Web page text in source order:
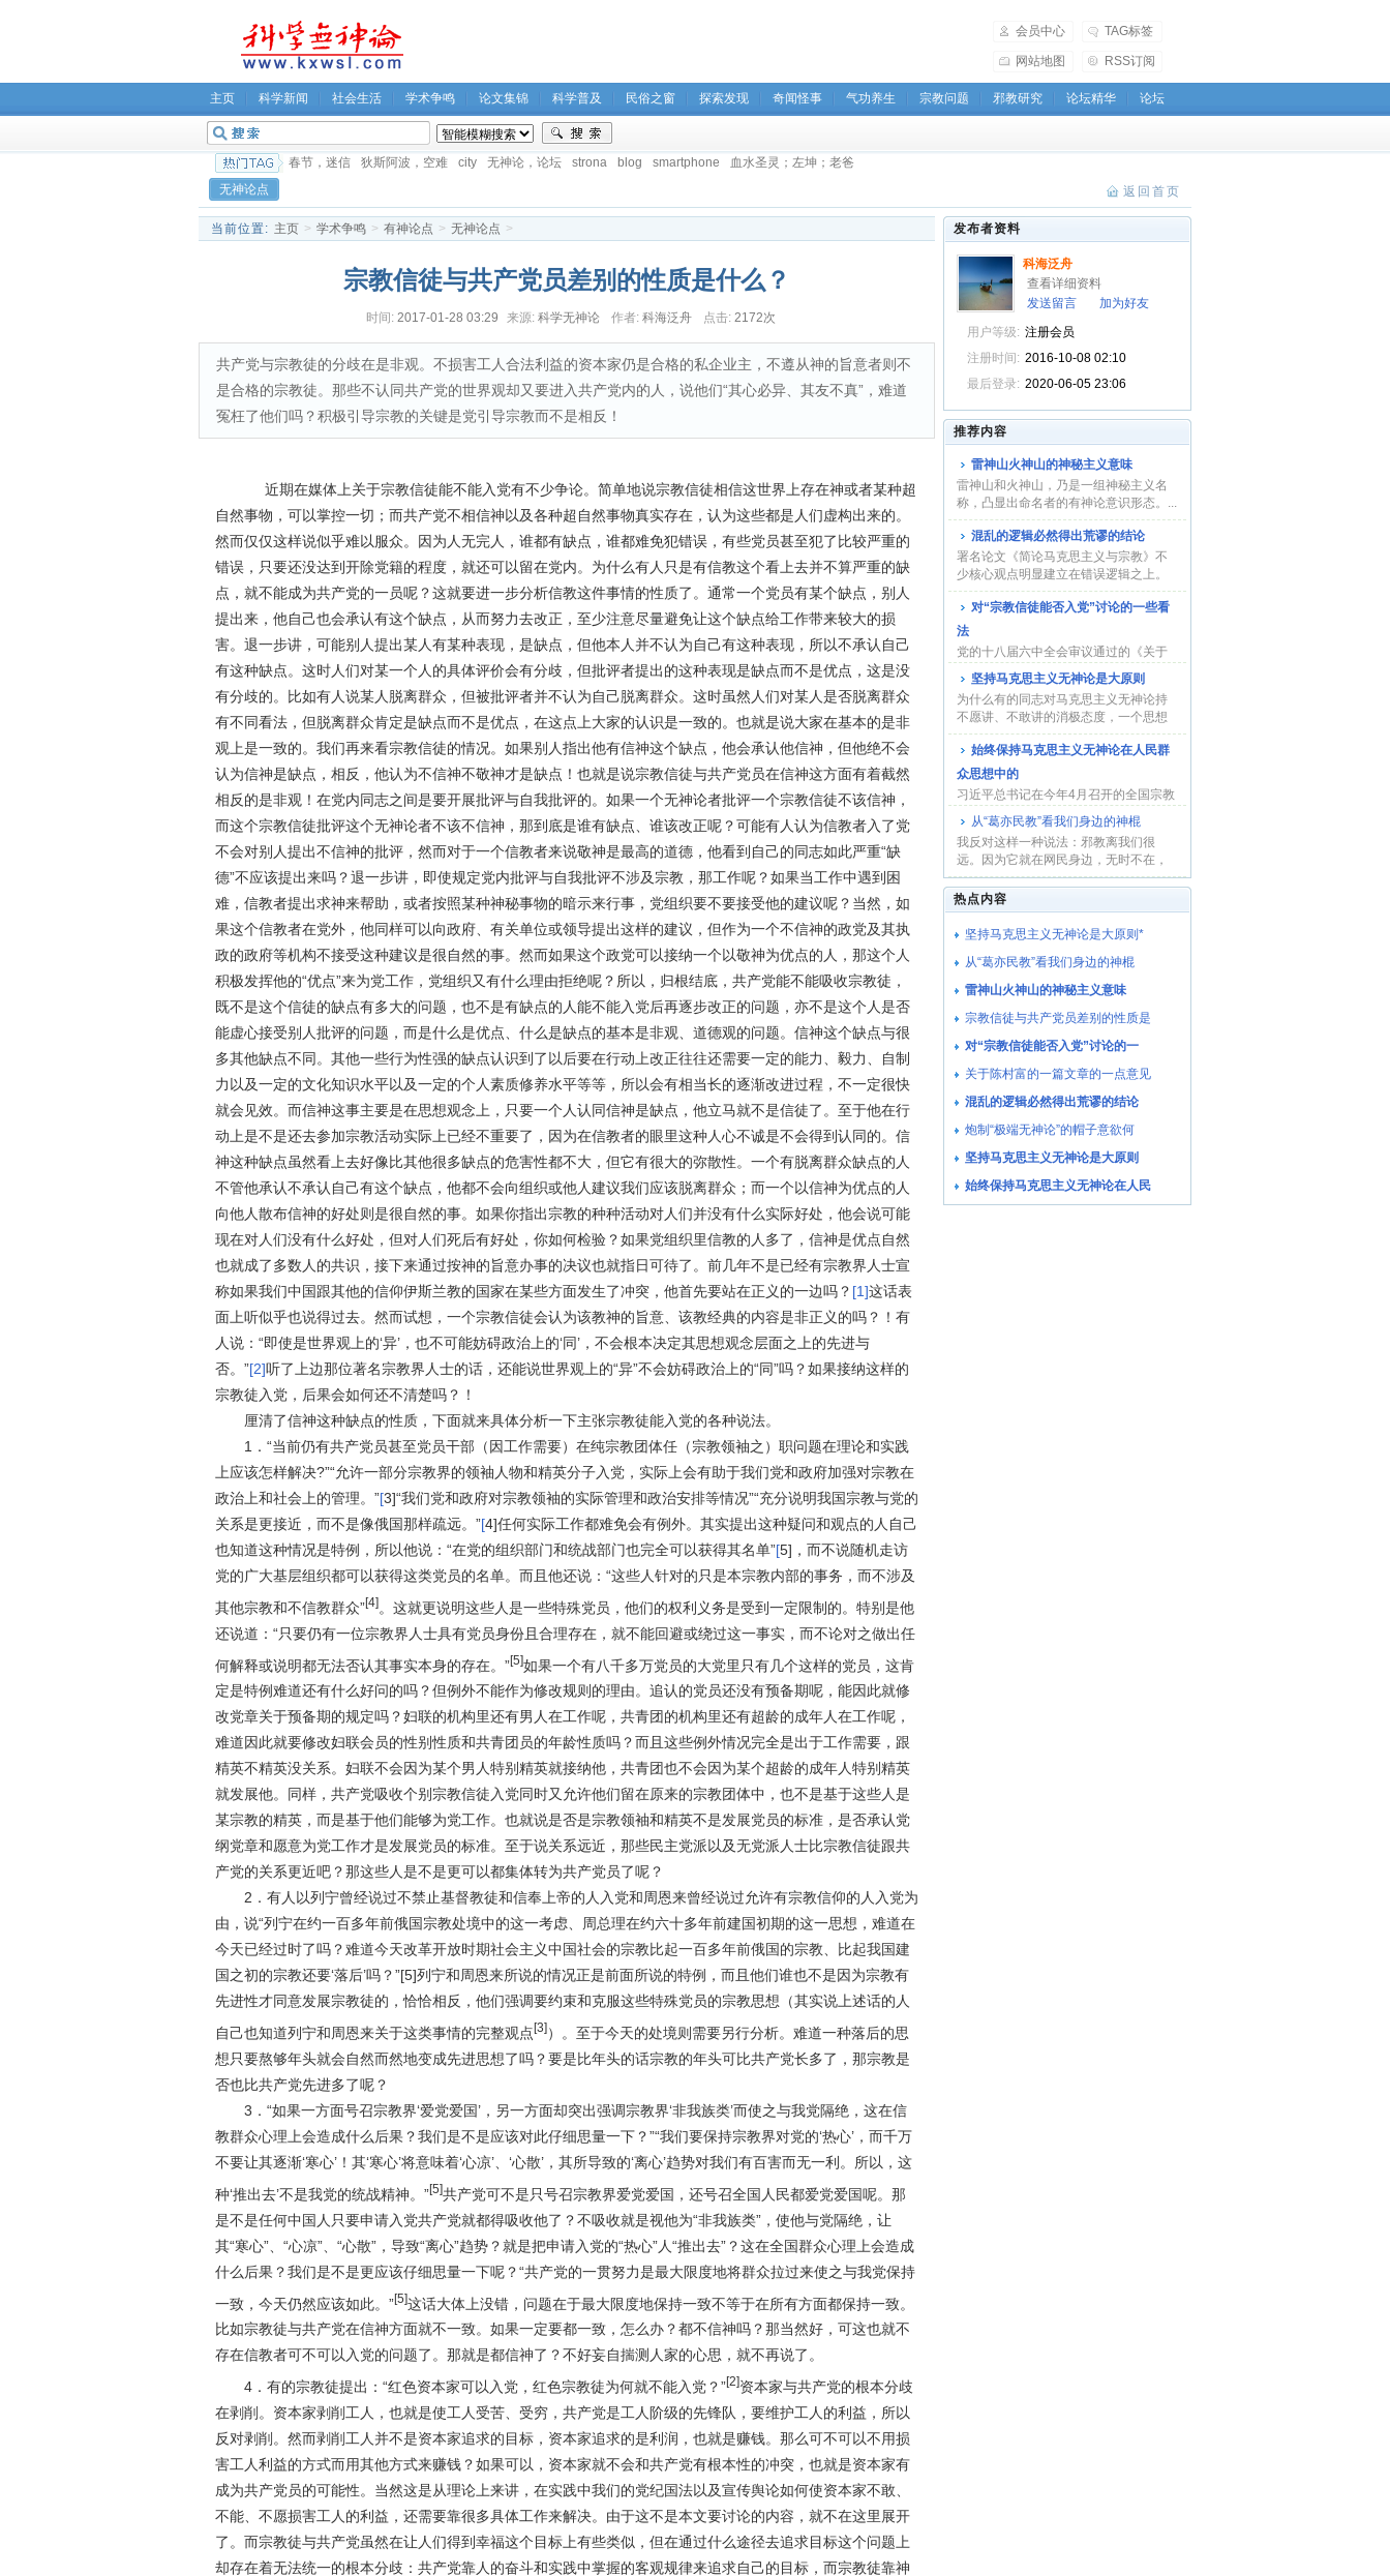
会员中心 TAG标签
网站地图 RSS订阅
主页 科学新闻 社会生活 学术争鸣 论文集锦 科学普及 民俗之窗 探索发现 奇闻怪事 气功养生 宗教问题 邪教研究 论坛精华 论坛
春节，迷信 狄斯阿波，空难 city 无神论，论坛 strona blog smartphone
血水圣灵；左坤；老爸
无神论点
返回首页
当前位置: 主页 > 学术争鸣 > 有神论点 > 无神论点 >
宗教信徒与共产党员差别的性质是什么？
时间: 2017-01-28 03:29 来源: 科学无神论 作者: 科海泛舟 点击: 2172次
共产党与宗教徒的分歧在是非观。不损害工人合法利益的资本家仍是合格的私企业主，不遵从神的旨意者则不
是合格的宗教徒。那些不认同共产党的世界观却又要进入共产党内的人，说他们“其心必异、其友不真”，难道
冤枉了他们吗？积极引导宗教的关键是党引导宗教而不是相反！
近期在媒体上关于宗教信徒能不能入党有不少争论。简单地说宗教信徒相信这世界上存在神或者某种超
自然事物，可以掌控一切；而共产党不相信神以及各种超自然事物真实存在，认为这些都是人们虚构出来的。
然而仅仅这样说似乎难以服众。因为人无完人，谁都有缺点，谁都难免犯错误，有些党员甚至犯了比较严重的
错误，只要还没达到开除党籍的程度，就还可以留在党内。为什么有人只是有信教这个看上去并不算严重的缺
点，就不能成为共产党的一员呢？这就要进一步分析信教这件事情的性质了。通常一个党员有某个缺点，别人
提出来，他自己也会承认有这个缺点，从而努力去改正，至少注意尽量避免让这个缺点给工作带来较大的损
害。退一步讲，可能别人提出某人有某种表现，是缺点，但他本人并不认为自己有这种表现，所以不承认自己
有这种缺点。这时人们对某一个人的具体评价会有分歧，但批评者提出的这种表现是缺点而不是优点，这是没
有分歧的。比如有人说某人脱离群众，但被批评者并不认为自己脱离群众。这时虽然人们对某人是否脱离群众
有不同看法，但脱离群众肯定是缺点而不是优点，在这点上大家的认识是一致的。也就是说大家在基本的是非
观上是一致的。我们再来看宗教信徒的情况。如果别人指出他有信神这个缺点，他会承认他信神，但他绝不会
认为信神是缺点，相反，他认为不信神不敬神才是缺点！也就是说宗教信徒与共产党员在信神这方面有着截然
相反的是非观！在党内同志之间是要开展批评与自我批评的。如果一个无神论者批评一个宗教信徒不该信神，
而这个宗教信徒批评这个无神论者不该不信神，那到底是谁有缺点、谁该改正呢？可能有人认为信教者入了党
不会对别人提出不信神的批评，然而对于一个信教者来说敬神是最高的道德，他看到自己的同志如此严重“缺
德”不应该提出来吗？退一步讲，即使规定党内批评与自我批评不涉及宗教，那工作呢？如果当工作中遇到困
难，信教者提出求神来帮助，或者按照某种神秘事物的暗示来行事，党组织要不要接受他的建议呢？当然，如
果这个信教者在党外，他同样可以向政府、有关单位或领导提出这样的建议，但作为一个不信神的政党及其执
政的政府等机构不接受这种建议是很自然的事。然而如果这个政党可以接纳一个以敬神为优点的人，那这个人
积极发挥他的“优点”来为党工作，党组织又有什么理由拒绝呢？所以，归根结底，共产党能不能吸收宗教徒，
既不是这个信徒的缺点有多大的问题，也不是有缺点的人能不能入党后再逐步改正的问题，亦不是这个人是否
能虚心接受别人批评的问题，而是什么是优点、什么是缺点的基本是非观、道德观的问题。信神这个缺点与很
多其他缺点不同。其他一些行为性强的缺点认识到了以后要在行动上改正往往还需要一定的能力、毅力、自制
力以及一定的文化知识水平以及一定的个人素质修养水平等等，所以会有相当长的逐渐改进过程，不一定很快
就会见效。而信神这事主要是在思想观念上，只要一个人认同信神是缺点，他立马就不是信徒了。至于他在行
动上是不是还去参加宗教活动实际上已经不重要了，因为在信教者的眼里这种人心不诚是不会得到认同的。信
神这种缺点虽然看上去好像比其他很多缺点的危害性都不大，但它有很大的弥散性。一个有脱离群众缺点的人
不管他承认不承认自己有这个缺点，他都不会向组织或他人建议我们应该脱离群众；而一个以信神为优点的人
向他人散布信神的好处则是很自然的事。如果你指出宗教的种种活动对人们并没有什么实际好处，他会说可能
现在对人们没有什么好处，但对人们死后有好处，你如何检验？如果党组织里信教的人多了，信神是优点自然
也就成了多数人的共识，接下来通过按神的旨意办事的决议也就指日可待了。前几年不是已经有宗教界人士宣
称如果我们中国跟其他的信仰伊斯兰教的国家在某些方面发生了冲突，他首先要站在正义的一边吗？ [1]这话表
面上听似乎也说得过去。然而试想，一个宗教信徒会认为该教神的旨意、该教经典的内容是非正义的吗？！有
人说：“即使是世界观上的‘异’，也不可能妨碍政治上的‘同’，不会根本决定其思想观念层面之上的先进与
否。 ”[2]听了上边那位著名宗教界人士的话，还能说世界观上的“异”不会妨碍政治上的“同”吗？如果接纳这样的
宗教徒入党，后果会如何还不清楚吗？！
厘清了信神这种缺点的性质，下面就来具体分析一下主张宗教徒能入党的各种说法。
1 ．“当前仍有共产党员甚至党员干部（因工作需要）在纯宗教团体任（宗教领袖之）职问题在理论和实践
上应该怎样解决?”“允许一部分宗教界的领袖人物和精英分子入党，实际上会有助于我们党和政府加强对宗教在
政治上和社会上的管理。 ”[3]“我们党和政府对宗教领袖的实际管理和政治安排等情况”“充分说明我国宗教与党的
关系是更接近，而不是像俄国那样疏远。 ”[4]任何实际工作都难免会有例外。其实提出这种疑问和观点的人自己
也知道这种情况是特例，所以他说：“在党的组织部门和统战部门也完全可以获得其名单”[5] ，而不说随机走访
党的广大基层组织都可以获得这类党员的名单。而且他还说：“这些人针对的只是本宗教内部的事务，而不涉及
其他宗教和不信教群众”[4]。这就更说明这些人是一些特殊党员，他们的权利义务是受到一定限制的。特别是他
还说道：“只要仍有一位宗教界人士具有党员身份且合理存在，就不能回避或绕过这一事实，而不论对之做出任
何解释或说明都无法否认其事实本身的存在。 ”[5]如果一个有八千多万党员的大党里只有几个这样的党员，这肯
定是特例难道还有什么好问的吗？但例外不能作为修改规则的理由。追认的党员还没有预备期呢，能因此就修
改党章关于预备期的规定吗？妇联的机构里还有男人在工作呢，共青团的机构里还有超龄的成年人在工作呢，
难道因此就要修改妇联会员的性别性质和共青团员的年龄性质吗？而且这些例外情况完全是出于工作需要，跟
精英不精英没关系。妇联不会因为某个男人特别精英就接纳他，共青团也不会因为某个超龄的成年人特别精英
就发展他。同样，共产党吸收个别宗教信徒入党同时又允许他们留在原来的宗教团体中，也不是基于这些人是
某宗教的精英，而是基于他们能够为党工作。也就说是否是宗教领袖和精英不是发展党员的标准，是否承认党
纲党章和愿意为党工作才是发展党员的标准。至于说关系远近，那些民主党派以及无党派人士比宗教信徒跟共
产党的关系更近吧？那这些人是不是更可以都集体转为共产党员了呢？
2 ．有人以列宁曾经说过不禁止基督教徒和信奉上帝的人入党和周恩来曾经说过允许有宗教信仰的人入党为
由，说“列宁在约一百多年前俄国宗教处境中的这一考虑、周总理在约六十多年前建国初期的这一思想，难道在
今天已经过时了吗？难道今天改革开放时期社会主义中国社会的宗教比起一百多年前俄国的宗教、比起我国建
国之初的宗教还要‘落后’吗？”[5]列宁和周恩来所说的情况正是前面所说的特例，而且他们谁也不是因为宗教有
先进性才同意发展宗教徒的，恰恰相反，他们强调要约束和克服这些特殊党员的宗教思想（其实说上述话的人
自己也知道列宁和周恩来关于这类事情的完整观点 [3] ）。至于今天的处境则需要另行分析。难道一种落后的思
想只要熬够年头就会自然而然地变成先进思想了吗？要是比年头的话宗教的年头可比共产党长多了，那宗教是
否也比共产党先进多了呢？
3 ．“如果一方面号召宗教界‘爱党爱国’，另一方面却突出强调宗教界‘非我族类’而使之与我党隔绝，这在信
教群众心理上会造成什么后果？我们是不是应该对此仔细思量一下？”“我们要保持宗教界对党的‘热心’，而千万
不要让其逐渐‘寒心’！其‘寒心’将意味着‘心凉’、‘心散’，其所导致的‘离心’趋势对我们有百害而无一利。所以，这
种‘推出去’不是我党的统战精神。 ”[5]共产党可不是只号召宗教界爱党爱国，还号召全国人民都爱党爱国呢。那
是不是任何中国人只要申请入党共产党就都得吸收他了？不吸收就是视他为“非我族类”，使他与党隔绝，让
其“寒心”、“心凉”、“心散”，导致“离心”趋势？就是把申请入党的“热心”人“推出去”？这在全国群众心理上会造成
什么后果？我们是不是更应该仔细思量一下呢？“共产党的一贯努力是最大限度地将群众拉过来使之与我党保持
一致，今天仍然应该如此。”[5]这话大体上没错，问题在于最大限度地保持一致不等于在所有方面都保持一致。
比如宗教徒与共产党在信神方面就不一致。如果一定要都一致，怎么办？都不信神吗？那当然好，可这也就不
存在信教者可不可以入党的问题了。那就是都信神了？不好妄自揣测人家的心思，就不再说了。
4 ．有的宗教徒提出： “红色资本家可以入党，红色宗教徒为何就不能入党？”[2]资本家与共产党的根本分歧
在剥削。资本家剥削工人，也就是使工人受苦、受穷，共产党是工人阶级的先锋队，要维护工人的利益，所以
反对剥削。然而剥削工人并不是资本家追求的目标，资本家追求的是利润，也就是赚钱。那么可不可以不用损
害工人利益的方式而用其他方式来赚钱？如果可以，资本家就不会和共产党有根本性的冲突，也就是资本家有
成为共产党员的可能性。当然这是从理论上来讲，在实践中我们的党纪国法以及宣传舆论如何使资本家不敢、
不能、不愿损害工人的利益，还需要靠很多具体工作来解决。由于这不是本文要讨论的内容，就不在这里展开
了。而宗教徒与共产党虽然在让人们得到幸福这个目标上有些类似，但在通过什么途径去追求目标这个问题上
却存在着无法统一的根本分歧：共产党靠人的奋斗和实践中掌握的客观规律来追求自己的目标，而宗教徒靠神
发布者资料
科海泛舟
查看详细资料
发送留言
加为好友
用户等级: 注册会员
注册时间: 2016-10-08 02:10
最后登录: 2020-06-05 23:06
推荐内容
雷神山火神山的神秘主义意味
雷神山和火神山，乃是一组神秘主义名
称，凸显出命名者的有神论意识形态。...
混乱的逻辑必然得出荒谬的结论
署名论文《简论马克思主义与宗教》不
少核心观点明显建立在错误逻辑之上。
在中央的三令...
对“宗教信徒能否入党”讨论的一些看
法
党的十八届六中全会审议通过的《关于
新形势下党内政治生活的若干准则》，
强调遵守党的...
坚持马克思主义无神论是大原则
为什么有的同志对马克思主义无神论持
不愿讲、不敢讲的消极态度，一个思想
根源是缺乏对...
始终保持马克思主义无神论在人民群
众思想中的
习近平总书记在今年4月召开的全国宗教
工作会议上对坚持马克思主义无神论作
了深刻系统...
从“葛亦民教”看我们身边的神棍
我反对这样一种说法：邪教离我们很
远。因为它就在网民身边，无时不在，
无处不有。一些...
热点内容
坚持马克思主义无神论是大原则*
从“葛亦民教”看我们身边的神棍
雷神山火神山的神秘主义意味
宗教信徒与共产党员差别的性质是
对“宗教信徒能否入党”讨论的一
关于陈村富的一篇文章的一点意见
混乱的逻辑必然得出荒谬的结论
炮制“极端无神论”的帽子意欲何
坚持马克思主义无神论是大原则
始终保持马克思主义无神论在人民